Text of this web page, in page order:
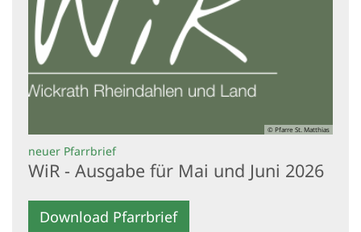
© Pfarre St. Matthias
neuer Pfarrbrief:
WiR - Ausgabe für Mai und Juni 2026
Download Pfarrbrief